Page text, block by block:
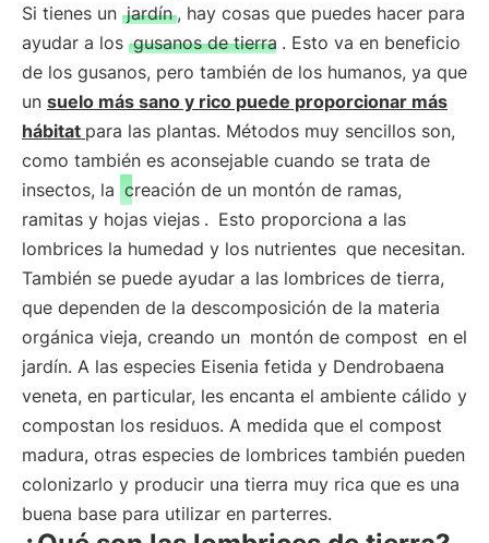
Si tienes un jardín , hay cosas que puedes hacer para
ayudar a los gusanos de tierra . Esto va en beneficio
de los gusanos, pero también de los humanos, ya que
un suelo más sano y rico puede proporcionar más
hábitat para las plantas. Métodos muy sencillos son,
como también es aconsejable cuando se trata de
insectos, la creación de un montón de ramas,
ramitas y hojas viejas . Esto proporciona a las
lombrices la humedad y los nutrientes que necesitan.
También se puede ayudar a las lombrices de tierra,
que dependen de la descomposición de la materia
orgánica vieja, creando un montón de compost en el
jardín. A las especies Eisenia fetida y Dendrobaena
veneta, en particular, les encanta el ambiente cálido y
compostan los residuos. A medida que el compost
madura, otras especies de lombrices también pueden
colonizarlo y producir una tierra muy rica que es una
buena base para utilizar en parterres.